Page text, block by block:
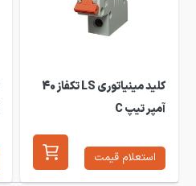
کلید مینیاتوری LS تکفاز 40
آمپر تیپ C
استعلام قیمت